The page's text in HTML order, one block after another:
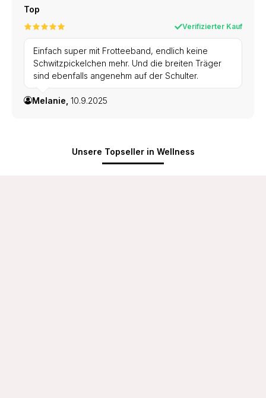
Top
Verifizierter Kauf
Einfach super mit Frotteeband, endlich keine
Schwitzpickelchen mehr. Und die breiten Träger
sind ebenfalls angenehm auf der Schulter.
Melanie, 10.9.2025
Unsere Topseller in Wellness